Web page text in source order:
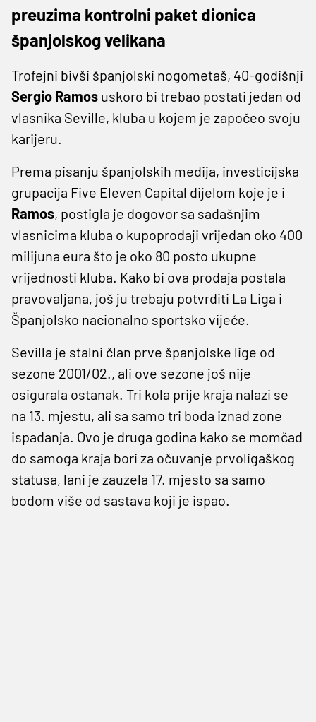
preuzima kontrolni paket dionica
španjolskog velikana
Trofejni bivši španjolski nogometaš, 40-godišnji
Sergio Ramos uskoro bi trebao postati jedan od
vlasnika Seville, kluba u kojem je započeo svoju
karijeru.
Prema pisanju španjolskih medija, investicijska
grupacija Five Eleven Capital dijelom koje je i
Ramos, postigla je dogovor sa sadašnjim
vlasnicima kluba o kupoprodaji vrijedan oko 400
milijuna eura što je oko 80 posto ukupne
vrijednosti kluba. Kako bi ova prodaja postala
pravovaljana, još ju trebaju potvrditi La Liga i
Španjolsko nacionalno sportsko vijeće.
Sevilla je stalni član prve španjolske lige od
sezone 2001/02., ali ove sezone još nije
osigurala ostanak. Tri kola prije kraja nalazi se
na 13. mjestu, ali sa samo tri boda iznad zone
ispadanja. Ovo je druga godina kako se momčad
do samoga kraja bori za očuvanje prvoligaškog
statusa, lani je zauzela 17. mjesto sa samo
bodom više od sastava koji je ispao.